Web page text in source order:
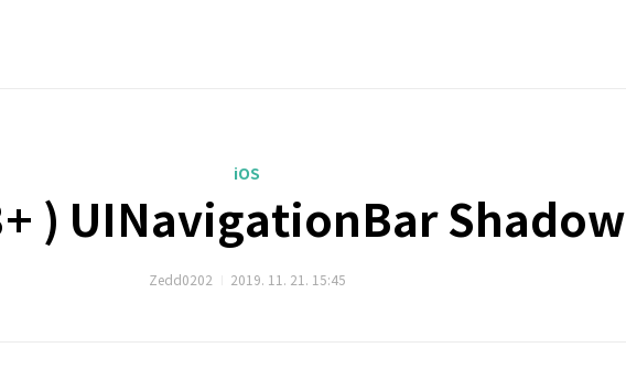
iOS
) UINavigationBar Shadow
Zedd0202 2019. 11. 21. 15:45